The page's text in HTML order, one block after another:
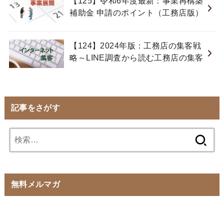
補助金 申請のポイント（工務店版）
【124】2024年版：工務店の集客戦
略～LINE調査から読む工務店の集客
記事をさがす
索:
無料メルマガ